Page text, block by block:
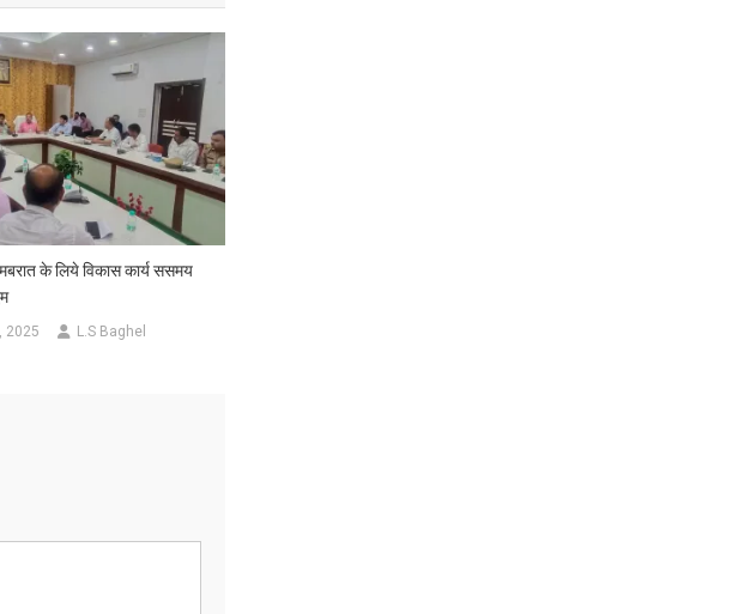
के लिये विकास कार्य ससमय
2025 L.S Baghel